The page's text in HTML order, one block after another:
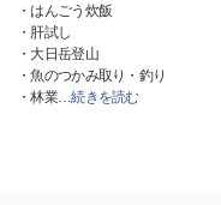
・はんごう炊飯
・肝試し
・大日岳登山
・魚のつかみ取り・釣り
・林業…続きを読む